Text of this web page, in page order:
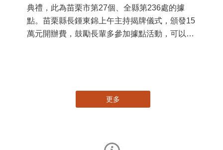
典禮，此為苗栗市第27個、全縣第236處的據
點。苗栗縣長鍾東錦上午主持揭牌儀式，頒發15
萬元開辦費，鼓勵長輩多參加據點活動，可以更
更多